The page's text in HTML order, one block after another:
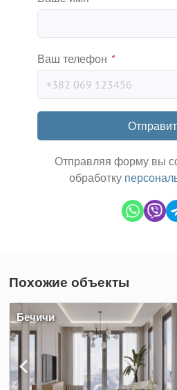
Ваш телефон *
Отправляя форму вы
обработку
Похожие объекты
Бечичи